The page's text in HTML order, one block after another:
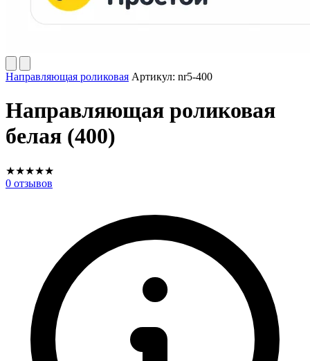
Направляющая роликовая Артикул: nr5-400
Направляющая роликовая
белая (400)
★★★★★
0 отзывов